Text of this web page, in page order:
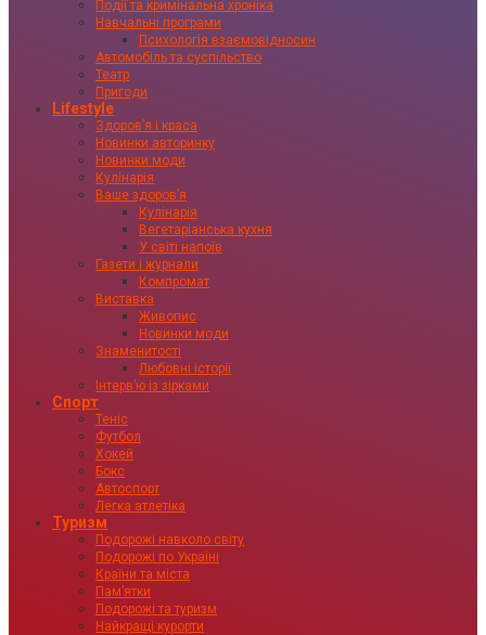
Події та кримінальна хроніка
Навчальні програми
Психологія взаємовідносин
Автомобіль та суспільство
Театр
Пригоди
Lifestyle
Здоровʼя і краса
Новинки авторинку
Новинки моди
Кулінарія
Ваше здоровʼя
Кулінарія
Вегетаріанська кухня
У світі напоїв
Газети і журнали
Компромат
Виставка
Живопис
Новинки моди
Знаменитості
Любовні історії
Інтервʼю із зірками
Спорт
Теніс
Футбол
Хокей
Бокс
Автоспорт
Легка атлетіка
Туризм
Подорожі навколо світу
Подорожі по Україні
Країни та міста
Пам’ятки
Подорожі та туризм
Найкращі курорти